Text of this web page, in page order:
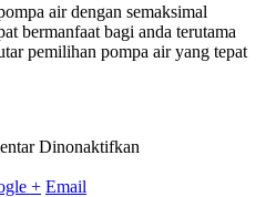
air dengan semaksimal
bermanfaat bagi anda terutama
pemilihan pompa air yang tepat
Dinonaktifkan
+ Email